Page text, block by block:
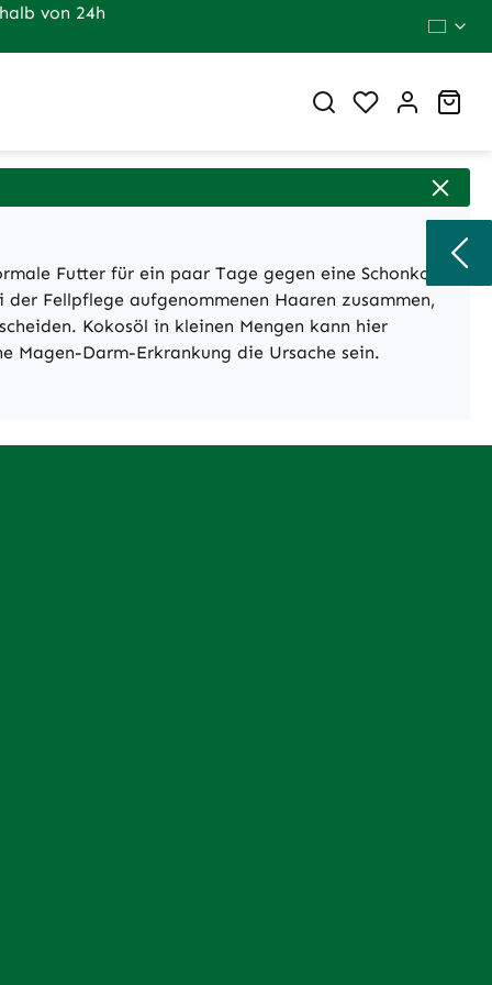
von 24h
Du hast 0
Futter für ein paar Tage gegen eine Schonkost
Fellpflege aufgenommenen Haaren zusammen,
Kokosöl in kleinen Mengen kann hier
Darm-Erkrankung die Ursache sein.